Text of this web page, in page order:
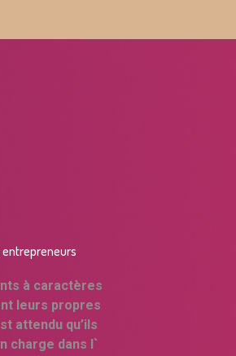
à caractères
leurs propres
attendu qu’ils
charge dans l`